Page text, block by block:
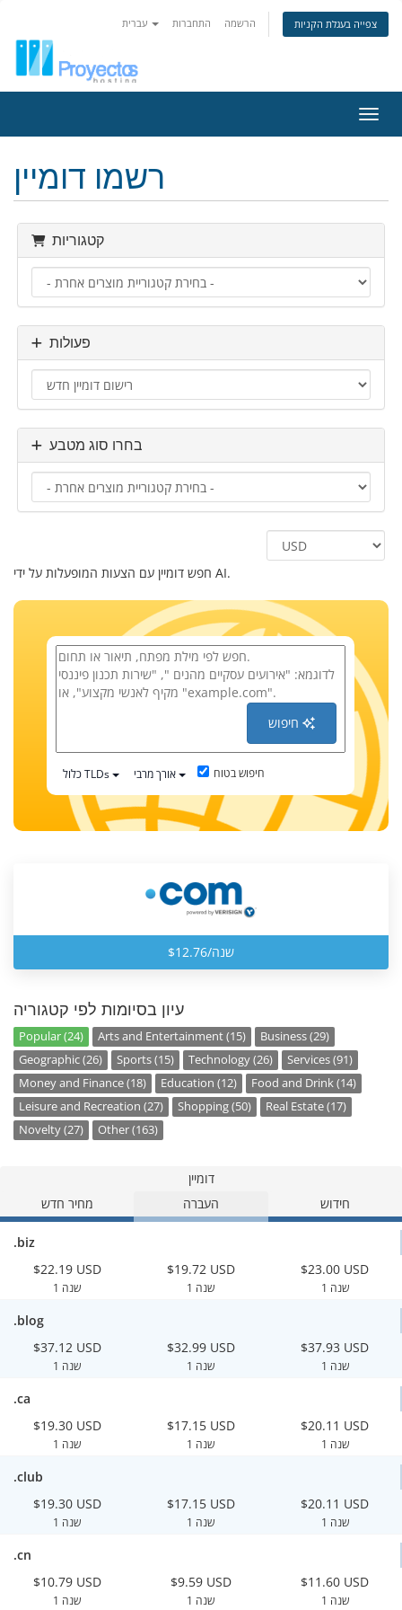
התחברות הרשמה צפייה בעגלת הקניות
רשמו דומיין
קטגוריות
פעולות
בחרו סוג מטבע
חפש דומיין עם הצעות המופעלות על ידי AI.
חיפוש
כלול TLDs אורך מרבי חיפוש בטוח
$12.76/שנה
עיון בסיומות לפי קטגוריה
Popular (24) Arts and Entertainment (15)
Business (29)
Geographic (26)
Sports (15) Technology (26)
Services (91)
Money and Finance (18)
Education (12)
Food and Drink (14)
Leisure and Recreation (27)
Shopping (50)
Real Estate (17)
Novelty (27)
Other (163)
דומיין
מחיר חדש
העברה חידוש
.biz
$22.19 USD
1 שנה
$19.72 USD
1 שנה
$23.00 USD
1 שנה
.blog
$37.12 USD
1 שנה
$32.99 USD
1 שנה
$37.93 USD
1 שנה
.ca
$19.30 USD
1 שנה
$17.15 USD
1 שנה
$20.11 USD
1 שנה
.club
$19.30 USD
1 שנה
$17.15 USD
1 שנה
$20.11 USD
1 שנה
.cn
$10.79 USD
1 שנה
$9.59 USD
1 שנה
$11.60 USD
1 שנה